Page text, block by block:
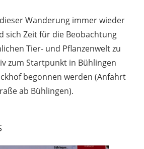
Wanderung immer wieder
sich Zeit für die Beobachtung
Tier- und Pflanzenwelt zu
zum Startpunkt in Bühlingen
begonnen werden (Anfahrt
ab Bühlingen).